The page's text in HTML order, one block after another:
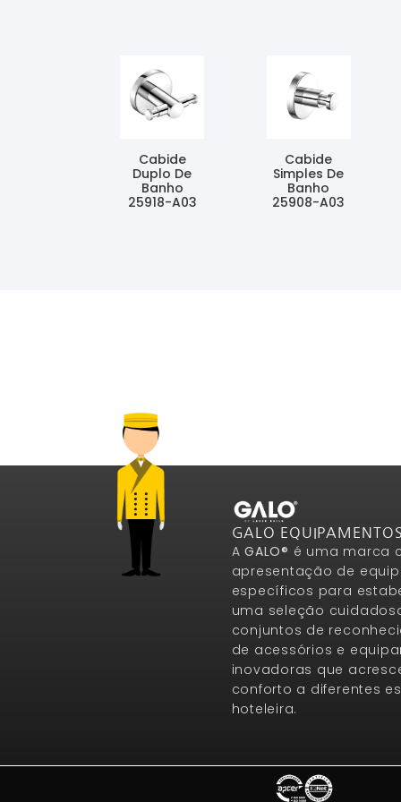
Cabide
Duplo De
Banho
25918-A03
Cabide
Simples De
Banho
25908-A03
GALO
AGALO® é uma marca
apresentação de
específicos para
uma seleção
conjuntos de
de acessórios e
inovadoras que
conforto a diferentes
hoteleira.